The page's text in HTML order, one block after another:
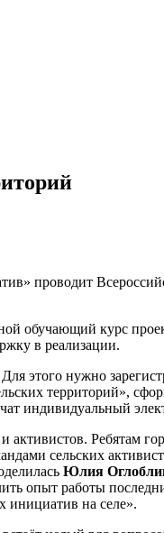
проводит
обучающий курс
в реализации.
этого нужно
территорий»,
индивидуальный
Ребятам
сельских
Юлия
опыт работы
инициатив на селе».